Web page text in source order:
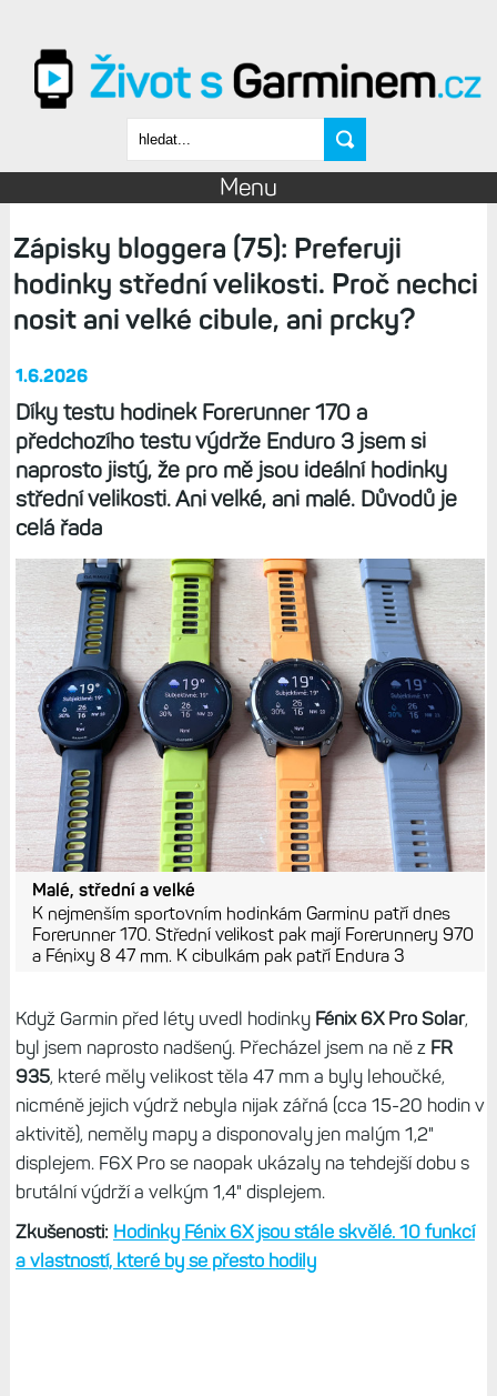
Vyhledávání
Menu
Zápisky bloggera (75): Preferuji
hodinky střední velikosti. Proč nechci
nosit ani velké cibule, ani prcky?
1.6.2026
Díky testu hodinek Forerunner 170 a
předchozího testu výdrže Enduro 3 jsem si
naprosto jistý, že pro mě jsou ideální hodinky
střední velikosti. Ani velké, ani malé. Důvodů je
celá řada
Malé, střední a velké
K nejmenším sportovním hodinkám Garminu patří dnes
Forerunner 170. Střední velikost pak mají Forerunnery 970
a Fénixy 8 47 mm. K cibulkám pak patří Endura 3
Když Garmin před léty uvedl hodinky Fénix 6X Pro Solar,
byl jsem naprosto nadšený. Přecházel jsem na ně z FR
935, které měly velikost těla 47 mm a byly lehoučké,
nicméně jejich výdrž nebyla nijak zářná (cca 15-20 hodin v
aktivitě), neměly mapy a disponovaly jen malým 1,2"
displejem. F6X Pro se naopak ukázaly na tehdejší dobu s
brutální výdrží a velkým 1,4" displejem.
Zkušenosti: Hodinky Fénix 6X jsou stále skvělé. 10 funkcí
a vlastností, které by se přesto hodily